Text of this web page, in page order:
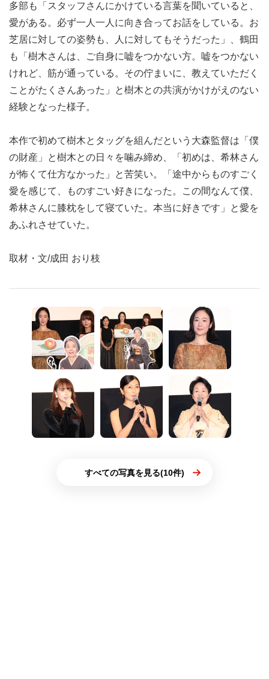
多部も「スタッフさんにかけている言葉を聞いていると、
愛がある。必ず一人一人に向き合ってお話をしている。お
芝居に対しての姿勢も、人に対してもそうだった」、鶴田
も「樹木さんは、ご自身に嘘をつかない方。嘘をつかない
けれど、筋が通っている。その佇まいに、教えていただく
ことがたくさんあった」と樹木との共演がかけがえのない
経験となった様子。
本作で初めて樹木とタッグを組んだという大森監督は「僕
の財産」と樹木との日々を噛み締め、「初めは、希林さん
が怖くて仕方なかった」と苦笑い。「途中からものすごく
愛を感じて、ものすごい好きになった。この間なんて僕、
希林さんに膝枕をして寝ていた。本当に好きです」と愛を
あふれさせていた。
取材・文/成田 おり枝
すべての写真を見る(10件)